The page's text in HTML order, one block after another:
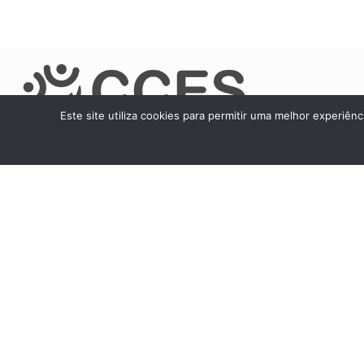
Este site utiliza cookies para permitir uma melhor